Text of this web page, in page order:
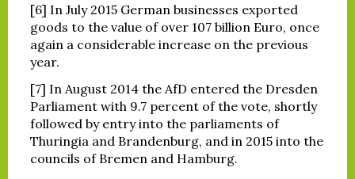
[6] In July 2015 German businesses exported
goods to the value of over 107 billion Euro, once
again a considerable increase on the previous
year.
[7] In August 2014 the AfD entered the Dresden
Parliament with 9.7 percent of the vote, shortly
followed by entry into the parliaments of
Thuringia and Brandenburg, and in 2015 into the
councils of Bremen and Hamburg.